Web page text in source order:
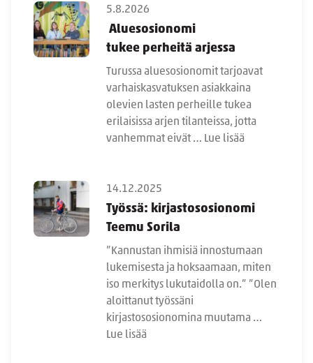
5.8.2026
Aluesosionomi
tukee perheitä arjessa
Turussa aluesosionomit tarjoavat
varhaiskasvatuksen asiakkaina
olevien lasten perheille tukea
erilaisissa arjen tilanteissa, jotta
vanhemmat eivät … Lue lisää
14.12.2025
Työssä: kirjastososionomi
Teemu Sorila
”Kannustan ihmisiä innostumaan
lukemisesta ja hoksaamaan, miten
iso merkitys lukutaidolla on.” ”Olen
aloittanut työssäni
kirjastososionomina muutama …
Lue lisää